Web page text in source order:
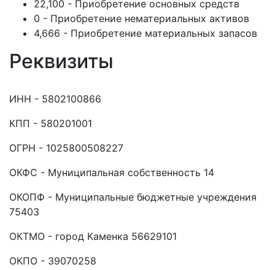
22,100 - Приобретение основных средств
0 - Приобретение нематериальных активов
4,666 - Приобретение материальных запасов
Реквизиты
ИНН - 5802100866
КПП - 580201001
ОГРН - 1025800508227
ОКФС - Муниципальная собственность 14
ОКОПФ - Муниципальные бюджетные учреждения
75403
ОКТМО - город Каменка 56629101
ОКПО - 39070258